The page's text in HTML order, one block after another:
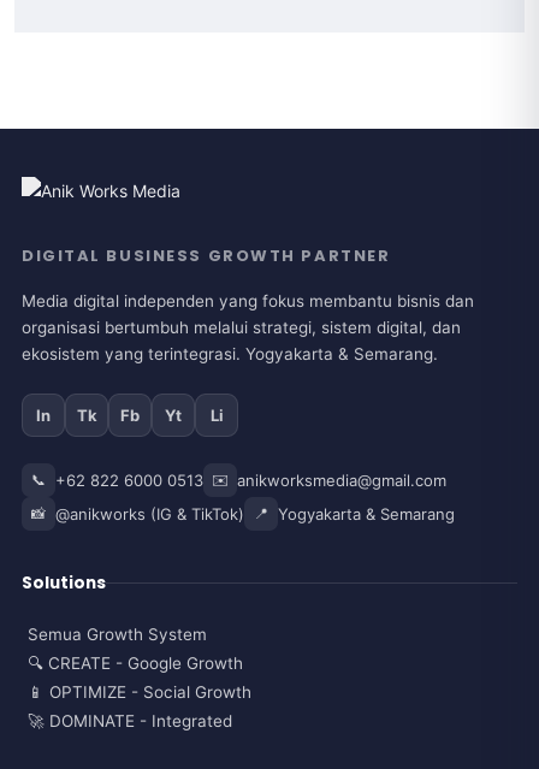
DIGITAL BUSINESS GROWTH PARTNER
Media digital independen yang fokus membantu bisnis dan
organisasi bertumbuh melalui strategi, sistem digital, dan
ekosistem yang terintegrasi. Yogyakarta & Semarang.
In Tk Fb Yt Li
📞 +62 822 6000 0513 ✉️ anikworksmedia@gmail.com
📸 @anikworks (IG & TikTok) 📍 Yogyakarta & Semarang
Solutions
Semua Growth System
🔍 CREATE - Google Growth
📱 OPTIMIZE - Social Growth
🚀 DOMINATE - Integrated